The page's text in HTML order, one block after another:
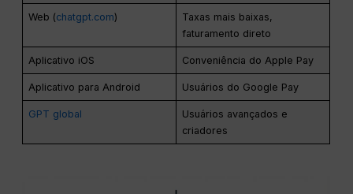
Web (chatgpt.com)
Taxas mais baixas,
faturamento direto
Aplicativo iOS Conveniência do Apple Pay
Aplicativo para Android Usuários do Google Pay
GPT global
Usuários avançados e
criadores